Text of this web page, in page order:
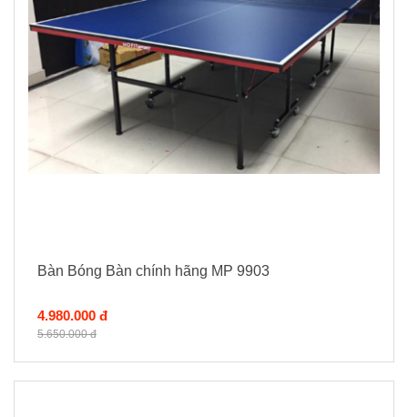
Bàn Bóng Bàn chính hãng MP 9903
4.980.000 đ
5.650.000 đ